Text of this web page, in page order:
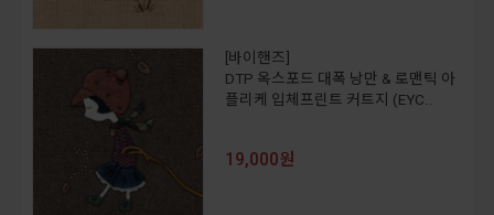
[바이핸즈]
DTP 옥스포드 대폭 낭만 & 로맨틱 아
플리케 입체프린트 커트지 (EYC..
19,000원